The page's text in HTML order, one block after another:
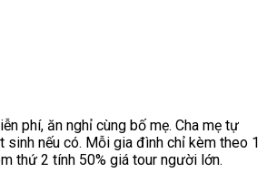
phí, ăn nghỉ cùng bố mẹ. Cha mẹ tự
sinh nếu có. Mỗi gia đình chỉ kèm theo 1
thứ 2 tính 50% giá tour người lớn.